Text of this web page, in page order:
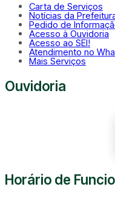
Carta de Serviços
Notícias da
Pedido de
Acesso à Ouvidoria
Acesso ao SEI!
Atendimento no
Mais Serviços
Ouvidoria
Horário de